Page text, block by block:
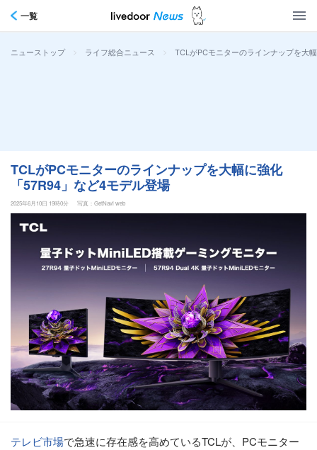
一覧
ニューストップ > ライフ総合ニュース > TCLがPCモニターのラインナップを大
TCLがPCモニターのラインナップを大幅に強化
「57R94」など4モデル登場
2025年6月10日 19時0分 写真：GetNavi web
テレビ市場で急速に存在感を高めているTCLが、PCモニター